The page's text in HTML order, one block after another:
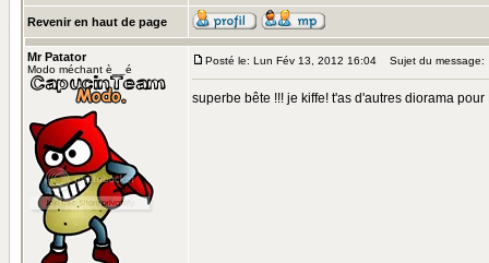
Revenir en haut de page
Mr Patator
Modo méchant è__é
Posté le: Lun Fév 13, 2012 16:04 Sujet du message:
superbe bête !!! je kiffe! t'as d'autres diorama